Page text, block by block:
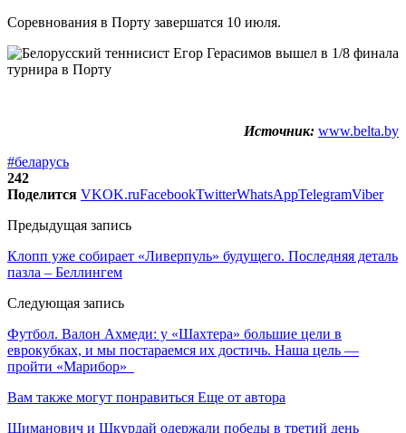
Соревнования в Порту завершатся 10 июля.
Источник: www.belta.by
#беларусь
242
Поделится VKOK.ruFacebookTwitterWhatsAppTelegramViber
Предыдущая запись
Клопп уже собирает «Ливерпуль» будущего. Последняя деталь
пазла – Беллингем
Следующая запись
Футбол. Валон Ахмеди: у «Шахтера» большие цели в
еврокубках, и мы постараемся их достичь. Наша цель —
пройти «Марибор»
Вам также могут понравиться Еще от автора
Шиманович и Шкурдай одержали победы в третий день